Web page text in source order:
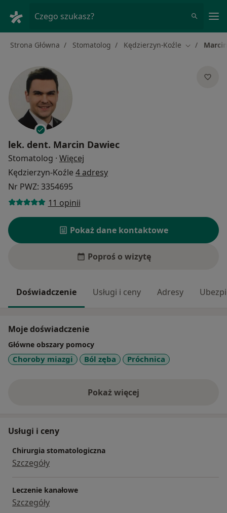
Czego szukasz?
Strona Główna Stomatolog Kędzierzyn-Koźle Zmień
lek. dent. Marcin Dawiec
Stomatolog · Więcej
Kędzierzyn-Koźle 4 adresy
Nr PWZ: 3354695
11 opinii
Pokaż dane kontaktowe
Poproś o wizytę
Doświadczenie Usługi i ceny Adresy
Moje doświadczenie
Główne obszary pomocy
Choroby miazgi Ból zęba Próchnica
Pokaż więcejo doświadczeniu
Usługi i ceny
Chirurgia stomatologiczna
Szczegóły
Leczenie kanałowe
Szczegóły